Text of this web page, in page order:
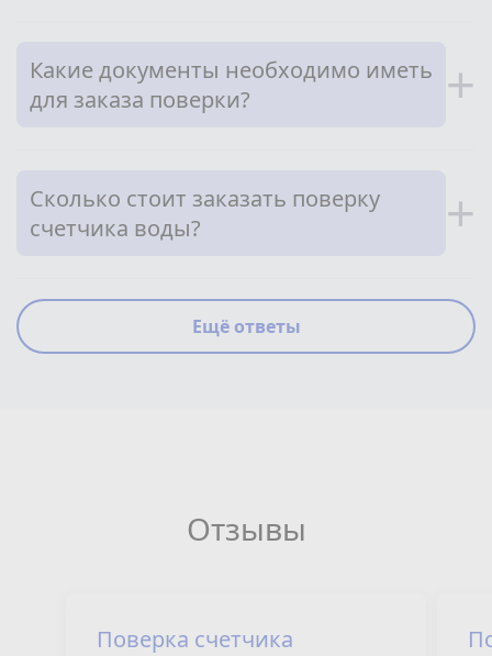
Какие документы необходимо иметь
для заказа поверки?
+
Сколько стоит заказать поверку
счетчика воды?
+
Ещё ответы
Отзывы
Поверка счетчика